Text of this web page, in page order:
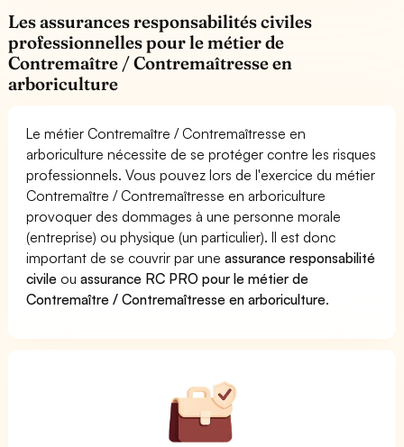
Les assurances responsabilités civiles
professionnelles pour le métier de
Contremaître / Contremaîtresse en
arboriculture
Le métier Contremaître / Contremaîtresse en
arboriculture nécessite de se protéger contre les risques
professionnels. Vous pouvez lors de l'exercice du métier
Contremaître / Contremaîtresse en arboriculture
provoquer des dommages à une personne morale
(entreprise) ou physique (un particulier). Il est donc
important de se couvrir par uneassurance responsabilité
civile ouassurance RC PRO pour le métier de
Contremaître / Contremaîtresse en arboriculture.